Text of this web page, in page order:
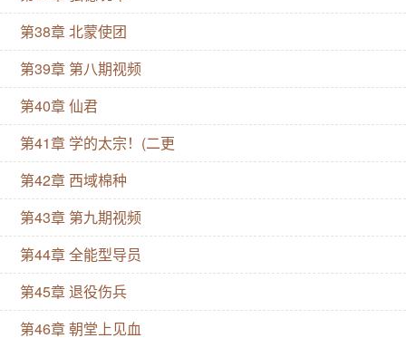
第38章 北蒙使团
第39章 第八期视频
第40章 仙君
第41章 学的太宗！(二更
第42章 西域棉种
第43章 第九期视频
第44章 全能型导员
第45章 退役伤兵
第46章 朝堂上见血